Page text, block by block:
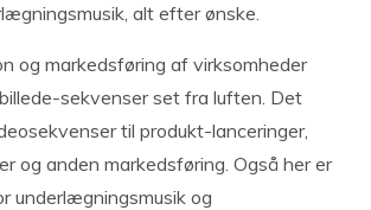
alt efter ønske.
og markedsføring af virksomheder
sekvenser set fra luften. Det
til produkt-lanceringer,
og anden markedsføring. Også her er
underlægningsmusik og